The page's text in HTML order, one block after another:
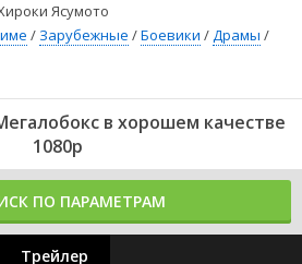
Ясумото
/ Зарубежные /Боевики /Драмы /
в хорошем качестве
1080p
ПО ПАРАМЕТРАМ
Трейлер